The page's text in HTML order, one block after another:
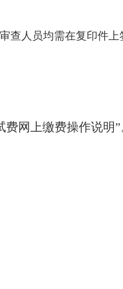
查人员均需在复印件
网上缴费操作说明”